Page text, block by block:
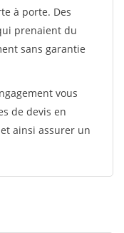
à porte. Des
prenaient du
sans garantie
vous
de devis en
ainsi assurer un